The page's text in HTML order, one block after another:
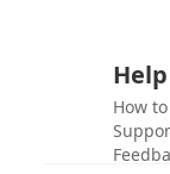
Help
How